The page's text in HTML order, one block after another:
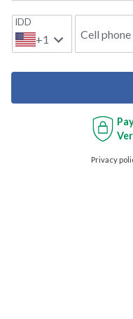
IDD
+1 Cell phone
Privacy